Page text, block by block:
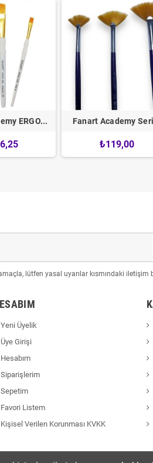
ERGO... Fanart Academy
₺119,00
lütfen yasal uyarılar kısmındaki
Yeni Üyelik
Üye Girişi
Hesabım
Siparişlerim
Sepetim
Favori Listem
Kişisel Verilen Korunması KVKK